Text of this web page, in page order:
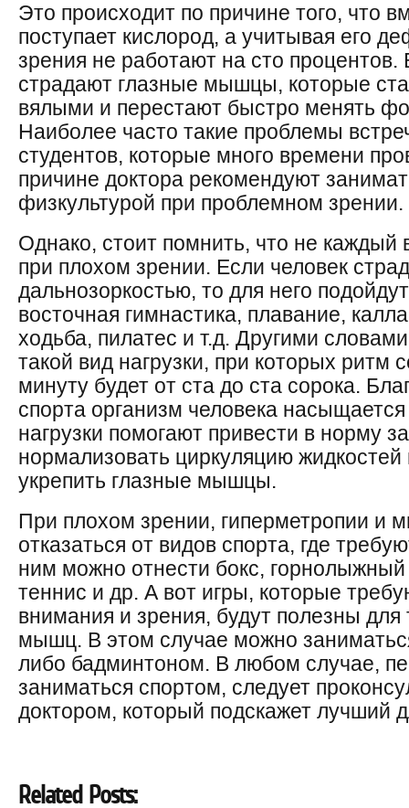
Это происходит по причине того, что
поступает кислород, а учитывая его
зрения не работают на сто процентов.
страдают глазные мышцы, которые
вялыми и перестают быстро менять
Наиболее часто такие проблемы
студентов, которые много времени
причине доктора рекомендуют
физкультурой при проблемном зрении.
Однако, стоит помнить, что не каждый
при плохом зрении. Если человек
дальнозоркостью, то для него
восточная гимнастика, плавание,
ходьба, пилатес и т.д. Другими
такой вид нагрузки, при которых ритм
минуту будет от ста до ста сорока.
спорта организм человека
нагрузки помогают привести в норму
нормализовать циркуляцию жидкостей
укрепить глазные мышцы.
При плохом зрении, гиперметропии и
отказаться от видов спорта, где
ним можно отнести бокс, горнолыжный
теннис и др. А вот игры, которые
внимания и зрения, будут полезны для
мышц. В этом случае можно
либо бадминтоном. В любом случае,
заниматься спортом, следует
доктором, который подскажет лучший
Related Posts: